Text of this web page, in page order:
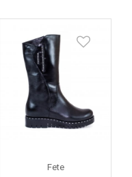
Fete